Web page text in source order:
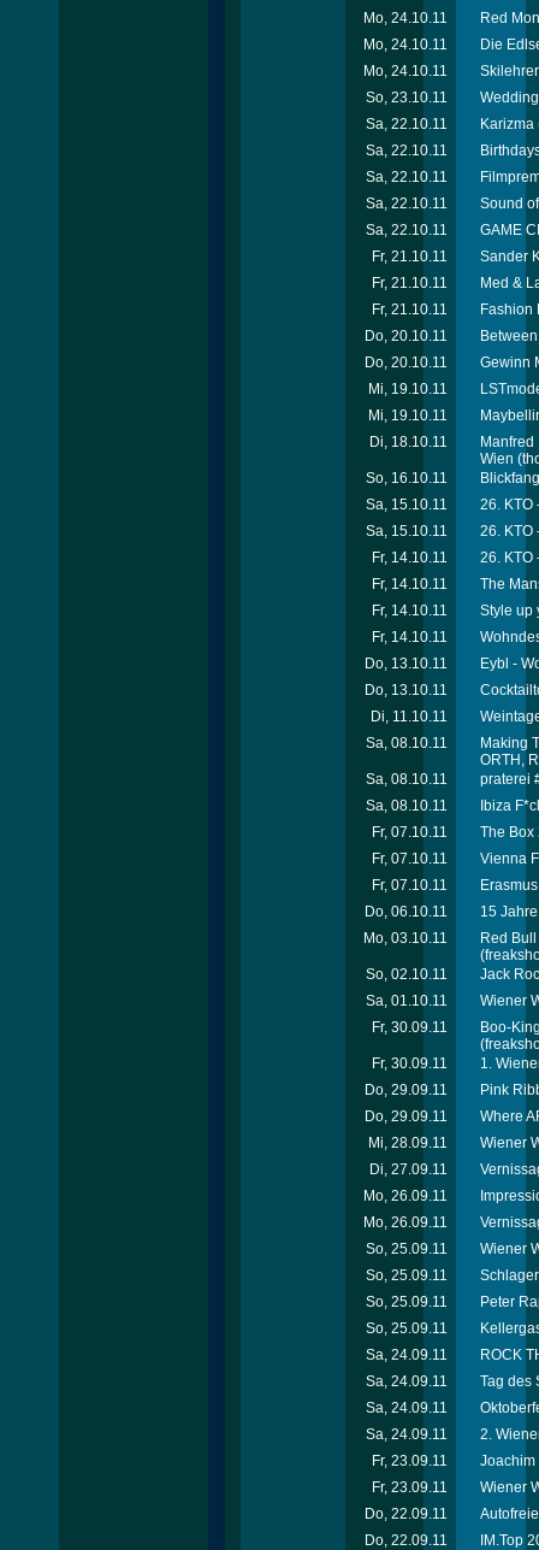
Mo, 24.10.11
Red
Mo, 24.10.11
Die
Mo, 24.10.11
So, 23.10.11
Sa, 22.10.11
Karizma
Sa, 22.10.11
Sa, 22.10.11
Sa, 22.10.11
Sound
Sa, 22.10.11
GAME
Fr, 21.10.11
Sander
Fr, 21.10.11
Med &
Fr, 21.10.11
Fashion
Do, 20.10.11
Do, 20.10.11
Gewinn
Mi, 19.10.11
Mi, 19.10.11
Di, 18.10.11
Wien
So, 16.10.11
Sa, 15.10.11
26. KTO
Sa, 15.10.11
26. KTO
Fr, 14.10.11
26. KTO
Fr, 14.10.11
The
Fr, 14.10.11
Style up
Fr, 14.10.11
Do, 13.10.11
Eybl -
Do, 13.10.11
Di, 11.10.11
Sa, 08.10.11
Making
ORTH,
Sa, 08.10.11
praterei
Sa, 08.10.11
Ibiza
Fr, 07.10.11
The Box
Fr, 07.10.11
Vienna
Fr, 07.10.11
Do, 06.10.11
15
Mo, 03.10.11
Red
So, 02.10.11
Jack
Sa, 01.10.11
Wiener
Fr, 30.09.11
Boo-
Fr, 30.09.11
1.
Do, 29.09.11
Pink
Do, 29.09.11
Where
Mi, 28.09.11
Wiener
Di, 27.09.11
Mo, 26.09.11
Mo, 26.09.11
So, 25.09.11
Wiener
So, 25.09.11
So, 25.09.11
Peter
So, 25.09.11
Sa, 24.09.11
ROCK
Sa, 24.09.11
Tag des
Sa, 24.09.11
Sa, 24.09.11
2.
Fr, 23.09.11
Joachim
Fr, 23.09.11
Wiener
Do, 22.09.11
Do, 22.09.11
IM.Top